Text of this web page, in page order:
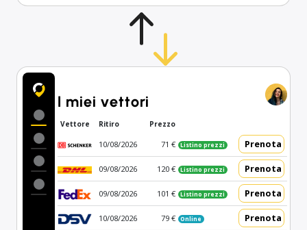
I miei vettori
Vettore Ritiro Prezzo
10/08/2026 71 € Listino prezzi Prenota
09/08/2026 120 € Listino prezzi Prenota
09/08/2026 101 € Listino prezzi Prenota
10/08/2026 79 € Online Prenota